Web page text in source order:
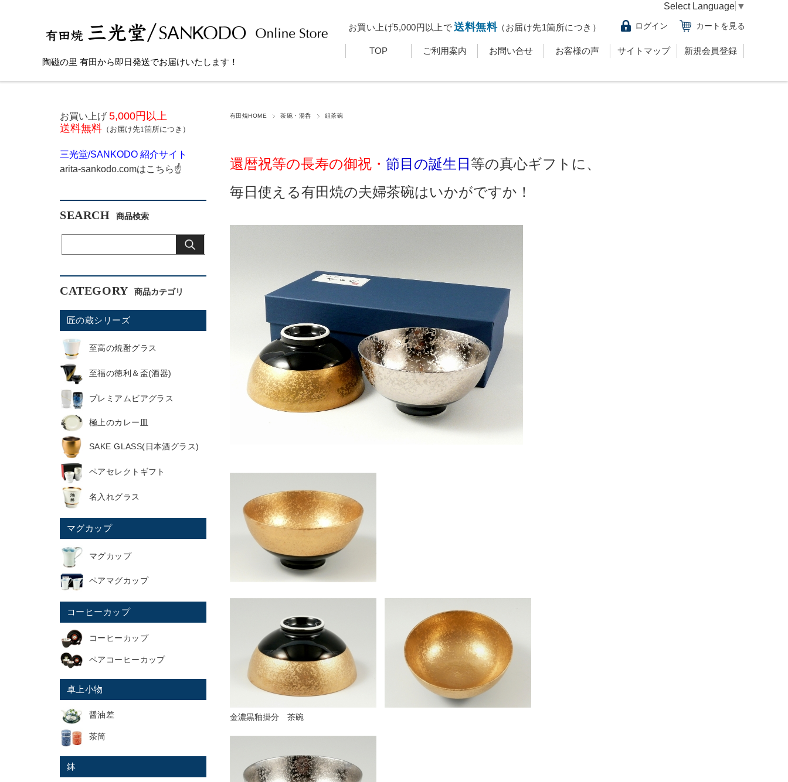
陶磁の里 有田から即日発送でお届けいたします！
お買い上げ5,000円以上で送料無料（お届け先1箇所につき） ログイン カートを見る
TOP ご利用案内 お問い合せ お客様の声 サイトマップ 新規会員登録
Select Language ▼
有田焼HOME 茶碗・湯呑 組茶碗
還暦祝等の長寿の御祝・ 節目の誕生日 等の真心ギフトに、
毎日使える有田焼の夫婦茶碗はいかがですか！
金濃黒釉掛分 茶碗
お買い上げ 5,000円以上
送料無料 （お届け先1箇所につき）
三光堂/SANKODO 紹介サイト
arita-sankodo.comはこちら☝
SEARCH
CATEGORY
匠の蔵シリーズ
至高の焼酎グラス
至福の徳利＆盃(酒器)
プレミアムビアグラス
極上のカレー皿
SAKE GLASS(日本酒グラス)
ペアセレクトギフト
名入れグラス
マグカップ
マグカップ
ペアマグカップ
コーヒーカップ
コーヒーカップ
ペアコーヒーカップ
卓上小物
醤油差
茶筒
鉢